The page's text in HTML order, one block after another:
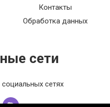
Контакты
Обработка данных
сети
сетях